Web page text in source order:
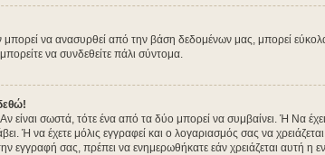
να ανασυρθεί από την βάση δεδομένων μας, μπορεί εύκολα
να συνδεθείτε πάλι σύντομα.
είναι σωστά, τότε ένα από τα δύο μπορεί να συμβαίνει. Ή Να
Ή να έχετε μόλις εγγραφεί και ο λογαριασμός σας να
εγγραφή σας, πρέπει να ενημερωθήκατε εάν χρειάζεται αυτή η